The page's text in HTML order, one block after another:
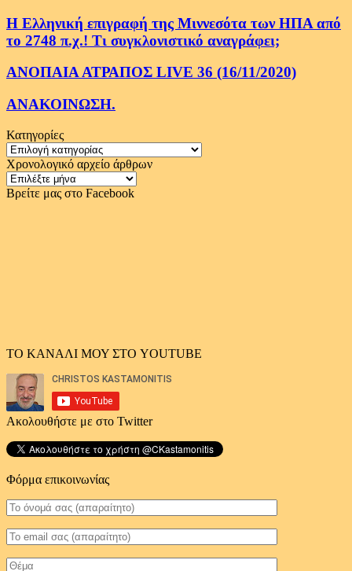
Η Ελληνική επιγραφή της Μιννεσότα των ΗΠΑ από
το 2748 π.χ.! Τι συγκλονιστικό αναγράφει;
ΑΝΟΠΑΙΑ ΑΤΡΑΠΟΣ LIVE 36 (16/11/2020)
ΑΝΑΚΟΙΝΩΣΗ.
Κατηγορίες
Κατηγορίες
Χρονολογικό αρχείο άρθρων
Χρονολογικό
αρχείο
Βρείτε μας στο Facebook
ΤΟ ΚΑΝΑΛΙ ΜΟΥ ΣΤΟ YOUTUBE
Ακολουθήστε με στο Twitter
Φόρμα επικοινωνίας